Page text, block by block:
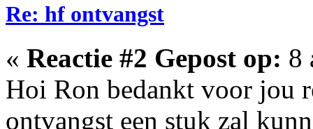
Re: hf ontvangst
« Reactie #2 Gepost op: 8
Hoi Ron bedankt voor jou
ontvangst een stuk zal